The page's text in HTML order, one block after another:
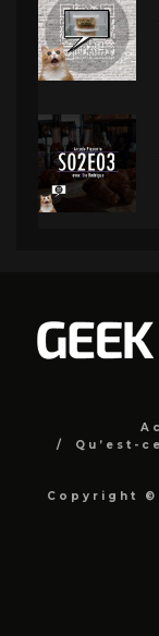
Qu’est-
Copyright